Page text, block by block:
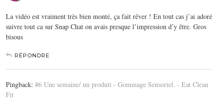
La vidéo est vraiment très bien monté, ça fait rêver ! En tout cas j’ai adoré
suivre tout ca sur Snap Chat on avais presque l’impression d’y être. Gros
bisous
RÉPONDRE
Pingback: #6 Une semaine/ un produit - Gommage Sensoriel. - Eat Clean
Fit